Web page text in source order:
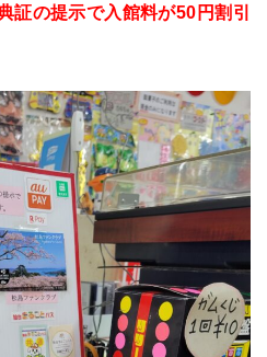
証の提示で入館料が50円割引